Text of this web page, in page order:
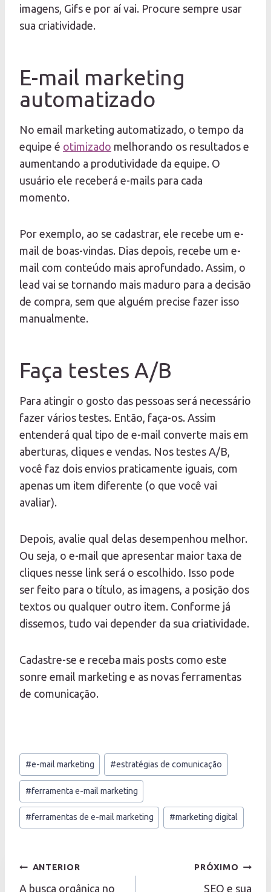
imagens, Gifs e por aí vai. Procure sempre usar
sua criatividade.
E-mail marketing
automatizado
No email marketing automatizado, o tempo da
equipe é otimizado melhorando os resultados e
aumentando a produtividade da equipe. O
usuário ele receberá e-mails para cada
momento.
Por exemplo, ao se cadastrar, ele recebe um e-
mail de boas-vindas. Dias depois, recebe um e-
mail com conteúdo mais aprofundado. Assim, o
lead vai se tornando mais maduro para a decisão
de compra, sem que alguém precise fazer isso
manualmente.
Faça testes A/B
Para atingir o gosto das pessoas será necessário
fazer vários testes. Então, faça-os. Assim
entenderá qual tipo de e-mail converte mais em
aberturas, cliques e vendas. Nos testes A/B,
você faz dois envios praticamente iguais, com
apenas um item diferente (o que você vai
avaliar).
Depois, avalie qual delas desempenhou melhor.
Ou seja, o e-mail que apresentar maior taxa de
cliques nesse link será o escolhido. Isso pode
ser feito para o título, as imagens, a posição dos
textos ou qualquer outro item. Conforme já
dissemos, tudo vai depender da sua criatividade.
Cadastre-se e receba mais posts como este
sonre email marketing e as novas ferramentas
de comunicação.
Tags
do
Post:
#e-mail marketing #estratégias de comunicação
#ferramenta e-mail marketing
#ferramentas de e-mail marketing #marketing digital
Navegação
ANTERIOR
A busca orgânica no
PRÓXIMO
SEO e sua